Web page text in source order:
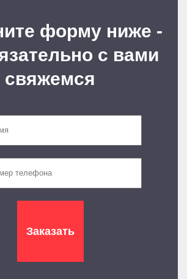
форму ниже -
с вами
свяжемся